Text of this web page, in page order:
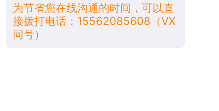
为节省您在线沟通的时间，可以直
接拨打电话：15562085608（VX
同号）